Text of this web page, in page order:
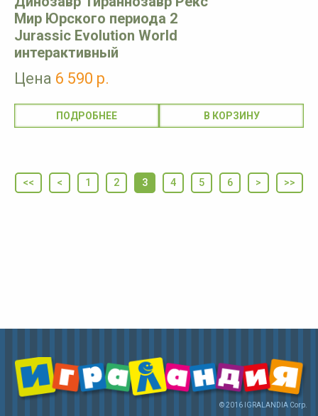
Мир Юрского периода 2
Jurassic Evolution World
интерактивный
Цена 6 590 р.
ПОДРОБНЕЕ
<< < 1 2 3 4 5 6 > >>
© 2016 IGRALANDIA Corp.